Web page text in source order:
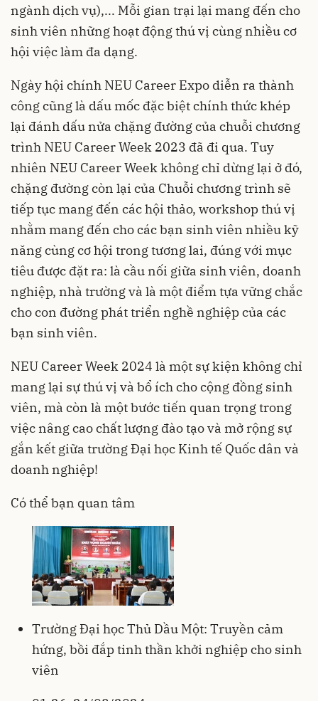
ngành dịch vụ),... Mỗi gian trại lại mang đến cho
sinh viên những hoạt động thú vị cùng nhiều cơ
hội việc làm đa dạng.
Ngày hội chính NEU Career Expo diễn ra thành
công cũng là dấu mốc đặc biệt chính thức khép
lại đánh dấu nửa chặng đường của chuỗi chương
trình NEU Career Week 2023 đã đi qua. Tuy
nhiên NEU Career Week không chỉ dừng lại ở đó,
chặng đường còn lại của Chuỗi chương trình sẽ
tiếp tục mang đến các hội thảo, workshop thú vị
nhằm mang đến cho các bạn sinh viên nhiều kỹ
năng cùng cơ hội trong tương lai, đúng với mục
tiêu được đặt ra: là cầu nối giữa sinh viên, doanh
nghiệp, nhà trường và là một điểm tựa vững chắc
cho con đường phát triển nghề nghiệp của các
bạn sinh viên.
NEU Career Week 2024 là một sự kiện không chỉ
mang lại sự thú vị và bổ ích cho cộng đồng sinh
viên, mà còn là một bước tiến quan trọng trong
việc nâng cao chất lượng đào tạo và mở rộng sự
gắn kết giữa trường Đại học Kinh tế Quốc dân và
doanh nghiệp!
Có thể bạn quan tâm
Trường Đại học Thủ Dầu Một: Truyền cảm
hứng, bồi đắp tinh thần khởi nghiệp cho sinh
viên